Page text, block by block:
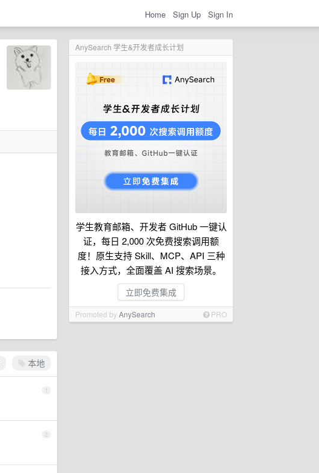
Home Sign Up Sign In
AnySearch 学生&开发者成长计划
学生教育邮箱、开发者 GitHub 一键认
证，每日 2,000 次免费搜索调用额
度！原生支持 Skill、MCP、API 三种
接入方式，全面覆盖 AI 搜索场景。
立即免费集成
Promoted byAnySearch PRO
本地
1
2